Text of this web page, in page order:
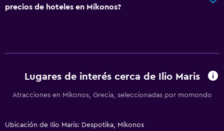
precios de hoteles en Míkonos?
Lugares de interés cerca de Ilio Maris
Atracciones en Míkonos, Grecia, seleccionadas por momondo
Ubicación de Ilio Maris: Despotika, Míkonos